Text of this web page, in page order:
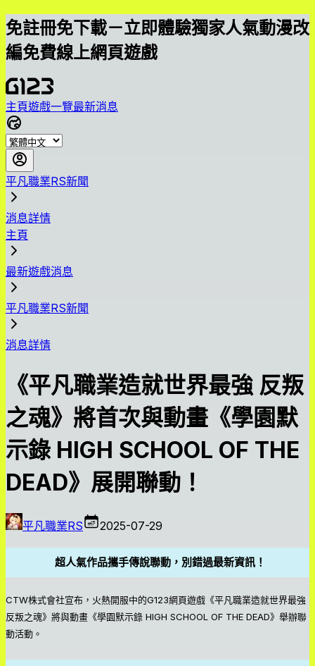
免註冊免下載－立即體驗獨家人氣動漫改
編免費線上網頁遊戲
主頁遊戲一覽最新消息
平凡職業RS新聞
消息詳情
主頁
最新遊戲消息
平凡職業RS新聞
消息詳情
《平凡職業造就世界最強 反叛
之魂》將首次與動畫《學園默
示錄 HIGH SCHOOL OF THE
DEAD》展開聯動！
平凡職業RS 2025-07-29
超人氣作品攜手傳說聯動，別錯過最新資訊！
CTW株式會社宣布，火熱開服中的G123網頁遊戲《平凡職業造就世界最強
反叛之魂》將與動畫《學園默示錄 HIGH SCHOOL OF THE DEAD》舉辦聯
動活動。